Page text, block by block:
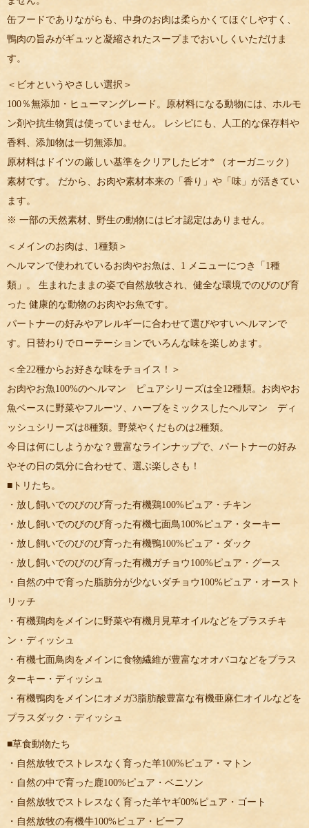
缶フードでありながらも、中身のお肉は柔らかくてほぐしやすく、
鴨肉の旨みがギュッと凝縮されたスープまでおいしくいただけま
す。
＜ビオというやさしい選択＞
100％無添加・ヒューマングレード。原材料になる動物には、ホルモ
ン剤や抗生物質は使っていません。 レシピにも、人工的な保存料や
香料、添加物は一切無添加。
原材料はドイツの厳しい基準をクリアしたビオ* （オーガニック）
素材です。 だから、お肉や素材本来の「香り」や「味」が活きてい
ます。
※ 一部の天然素材、野生の動物にはビオ認定はありません。
＜メインのお肉は、1種類＞
ヘルマンで使われているお肉やお魚は、1 メニューにつき「1種
類」。 生まれたままの姿で自然放牧され、健全な環境でのびのび育
った 健康的な動物のお肉やお魚です。
パートナーの好みやアレルギーに合わせて選びやすいヘルマンで
す。日替わりでローテーションでいろんな味を楽しめます。
＜全22種からお好きな味をチョイス！＞
お肉やお魚100%のヘルマン ピュアシリーズは全12種類。お肉やお
魚ベースに野菜やフルーツ、ハーブをミックスしたヘルマン ディ
ッシュシリーズは8種類。野菜やくだものは2種類。
今日は何にしようかな？豊富なラインナップで、パートナーの好み
やその日の気分に合わせて、選ぶ楽しさも！
■トリたち。
・放し飼いでのびのび育った有機鶏100%ピュア・チキン
・放し飼いでのびのび育った有機七面鳥100%ピュア・ターキー
・放し飼いでのびのび育った有機鴨100%ピュア・ダック
・放し飼いでのびのび育った有機ガチョウ100%ピュア・グース
・自然の中で育った脂肪分が少ないダチョウ100%ピュア・オースト
リッチ
・有機鶏肉をメインに野菜や有機月見草オイルなどをプラスチキ
ン・ディッシュ
・有機七面鳥肉をメインに食物繊維が豊富なオオバコなどをプラス
ターキー・ディッシュ
・有機鴨肉をメインにオメガ3脂肪酸豊富な有機亜麻仁オイルなどを
プラスダック・ディッシュ
■草食動物たち
・自然放牧でストレスなく育った羊100%ピュア・マトン
・自然の中で育った鹿100%ピュア・ベニソン
・自然放牧でストレスなく育った羊ヤギ00%ピュア・ゴート
・自然放牧の有機牛100%ピュア・ビーフ